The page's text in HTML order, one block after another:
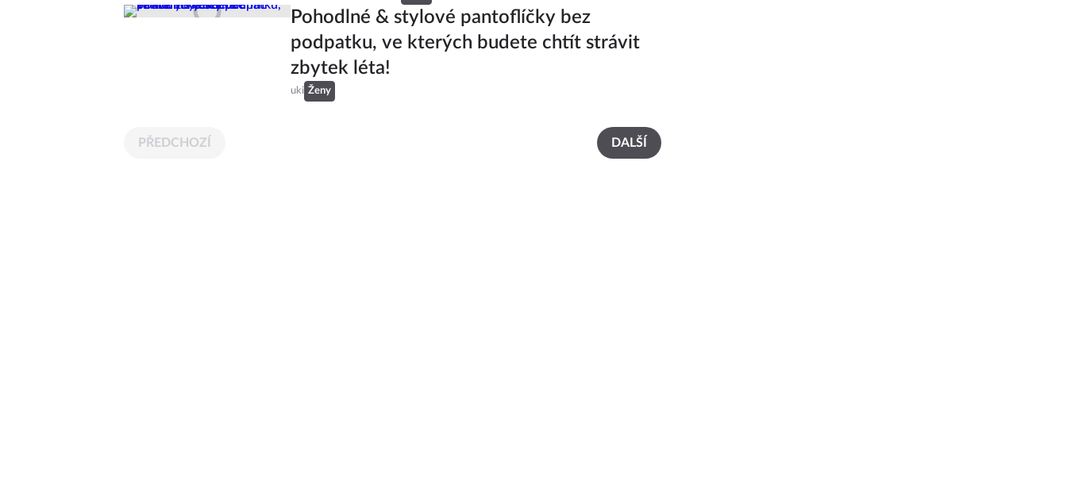
Pohodlné & stylové pantoflíčky bez
podpatku, ve kterých budete chtít strávit
zbytek léta!
uki Ženy
PŘEDCHOZÍ DALŠÍ